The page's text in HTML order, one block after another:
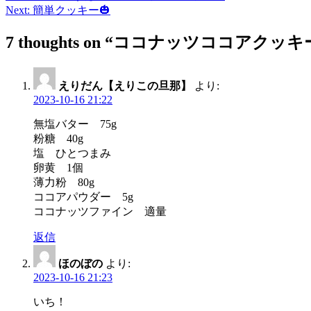
稿
ナ
Next: 簡単クッキー🎃
7 thoughts on “ココナッツココアクッキ
えりだん【えりこの旦那】
より:
2023-10-16 21:22
無塩バター 75g
粉糖 40g
塩 ひとつまみ
卵黄 1個
薄力粉 80g
ココアパウダー 5g
ココナッツファイン 適量
返信
ほのぼの より:
2023-10-16 21:23
いち！